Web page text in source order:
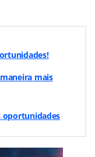
mais
oportunidades